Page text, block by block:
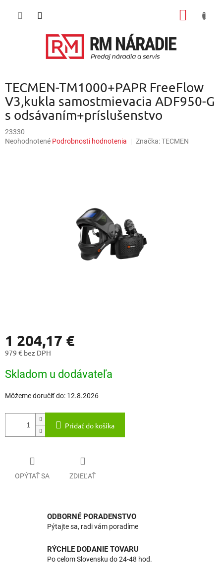
TECMEN-TM1000+PAPR FreeFlow
V3,kukla samostmievacia ADF950-G
s odsávaním+príslušenstvo
23330
Priemerné
Neohodnotené Podrobnosti hodnotenia Značka:TECMEN
1 204,17 €
979 € bez DPH
cena:
Skladom u dodávateľa
Môžeme doručiť do: 12.8.2026
Pridať do košíka
OPÝTAŤ SA ZDIEĽAŤ
ODBORNÉ PORADENSTVO
Pýtajte sa, radi vám poradíme
RÝCHLE DODANIE TOVARU
Po celom Slovensku do 24-48 hod.